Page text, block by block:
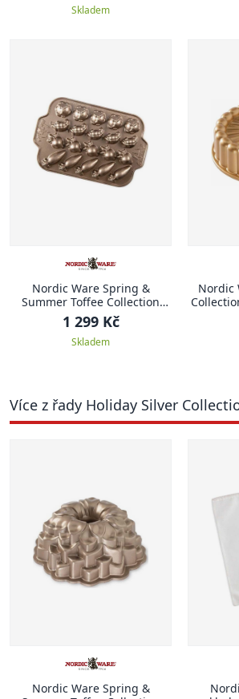
Skladem
Nordic Ware Spring &
Summer Toffee Collection
Forma na mini dortíky ve
tvaru zeleniny, champagne,
0.47 l
1 299 Kč
Skladem
Nordic
Více z řady Holiday Silver
Nordic Ware Spring &